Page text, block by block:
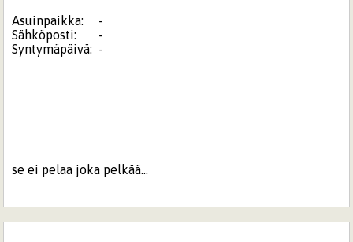
Asuinpaikka:
-
Sähköposti:
-
Syntymäpäivä: -
se ei pelaa joka pelkää...